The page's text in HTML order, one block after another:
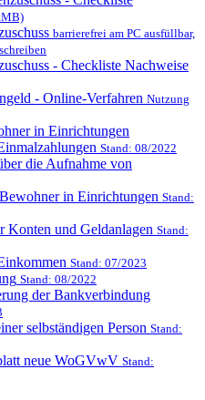
barrierefrei am PC ausfüllbar,
- Checkliste Nachweise
- Online-Verfahren Nutzung
in Einrichtungen
Stand: 08/2022
die Aufnahme von
in Einrichtungen Stand:
Konten und Geldanlagen Stand:
Stand: 07/2023
Stand: 08/2022
der Bankverbindung
selbständigen Person Stand:
neue WoGVwV Stand: